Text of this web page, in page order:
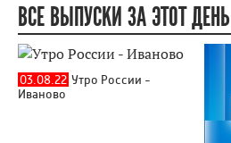
ВСЕ ВЫПУСКИ ЗА ЭТОТ ДЕНЬ
03.08.22 Утро России -
Иваново